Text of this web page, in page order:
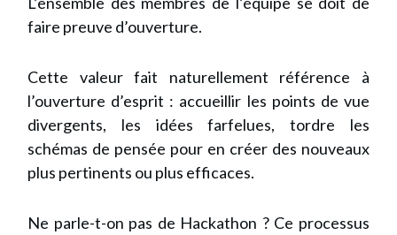
faire preuve d’ouverture.
Cette valeur fait naturellement référence à
l’ouverture d’esprit : accueillir les points de vue
divergents, les idées farfelues, tordre les
schémas de pensée pour en créer des nouveaux
plus pertinents ou plus efficaces.
Ne parle-t-on pas de Hackathon ? Ce processus